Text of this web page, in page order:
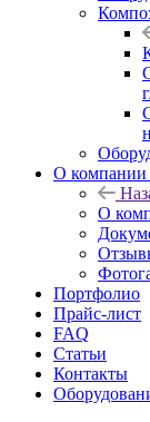
О компании
О
Портфолио
Прайс-лист
FAQ
Статьи
Контакты